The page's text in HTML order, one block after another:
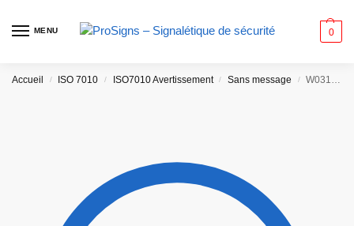
MENU 0
Accueil / ISO 7010 / ISO7010 Avertissement / Sans message / W031 – Ecrasement de la main dans l’outil d’une presse plieuse et le matériau